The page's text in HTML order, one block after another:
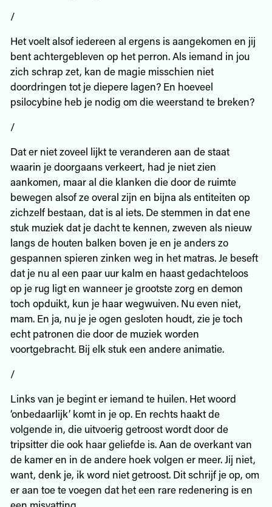
/
Het voelt alsof iedereen al ergens is aangekomen en jij
bent achtergebleven op het perron. Als iemand in jou
zich schrap zet, kan de magie misschien niet
doordringen tot je diepere lagen? En hoeveel
psilocybine heb je nodig om die weerstand te breken?
/
Dat er niet zoveel lijkt te veranderen aan de staat
waarin je doorgaans verkeert, had je niet zien
aankomen, maar al die klanken die door de ruimte
bewegen alsof ze overal zijn en bijna als entiteiten op
zichzelf bestaan, dat is al iets. De stemmen in dat ene
stuk muziek dat je dacht te kennen, zweven als nieuw
langs de houten balken boven je en je anders zo
gespannen spieren zinken weg in het matras. Je beseft
dat je nu al een paar uur kalm en haast gedachteloos
op je rug ligt en wanneer je grootste zorg en demon
toch opduikt, kun je haar wegwuiven. Nu even niet,
mam. En ja, nu je je ogen gesloten houdt, zie je toch
echt patronen die door de muziek worden
voortgebracht. Bij elk stuk een andere animatie.
/
Links van je begint er iemand te huilen. Het woord
‘onbedaarlijk’ komt in je op. En rechts haakt de
volgende in, die uitvoerig getroost wordt door de
tripsitter die ook haar geliefde is. Aan de overkant van
de kamer en in de andere hoek volgen er meer. Jij niet,
want, denk je, ik word niet getroost. Dit schrijf je op, om
er aan toe te voegen dat het een rare redenering is en